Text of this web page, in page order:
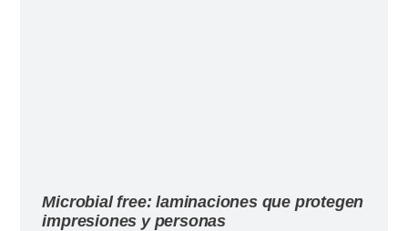
Microbial free: laminaciones que protegen
impresiones y personas